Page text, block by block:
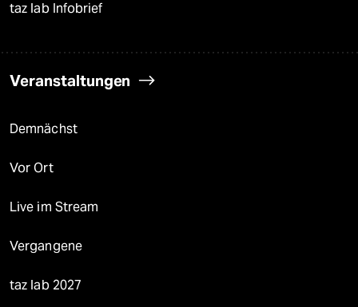
taz lab Infobrief
Veranstaltungen
Demnächst
Vor Ort
Live im Stream
Vergangene
taz lab 2027